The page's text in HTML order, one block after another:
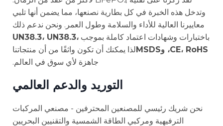
وتدخل هذه الخبرة في كل بطارية نصنعها، مما يضمن أنها تلبي
معاييرنا العالية للأداء والسلامة وطول العمر. ونحن ندعم ذلك
باختبارات وشهادات اعتماد كاملة بموجب UN38.3، UN38.3،
CE، RoHS، وMSDS
لذا يمكنك أن تكون واثقًا من أن منتجاتنا
جاهزة لأي سوق في العالم.
التوريد والدعم العالمي
نحن شريك رئيسي للمصنعين المحترفين - مصنعي المركبات
الترفيهية ومركبي الطاقة الشمسية والتقنيين البحريين